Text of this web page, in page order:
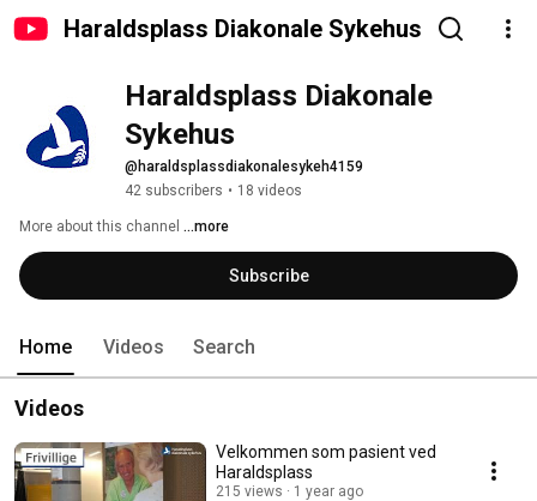
Haraldsplass Diakonale Sykehus
Haraldsplass Diakonale
Sykehus
@haraldsplassdiakonalesykeh4159
42 subscribers • 18 videos
More about this channel ...more
Subscribe
Home Videos Search
Videos
Velkommen som pasient ved
Haraldsplass
215 views 1 year ago